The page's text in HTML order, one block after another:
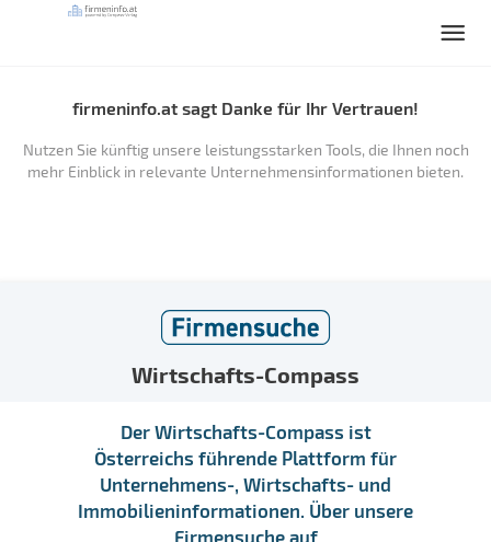
firmeninfo.at sagt Danke für Ihr Vertrauen!
Nutzen Sie künftig unsere leistungsstarken Tools, die Ihnen noch
mehr Einblick in relevante Unternehmensinformationen bieten.
Wirtschafts-Compass
Der Wirtschafts-Compass ist
Österreichs führende Plattform für
Unternehmens-, Wirtschafts- und
Immobilieninformationen. Über unsere
Firmensuche auf